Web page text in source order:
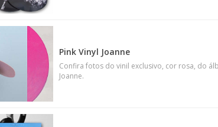
Pink Vinyl Joanne
Confira fotos do vinil exclusivo, cor rosa, do
Joanne.